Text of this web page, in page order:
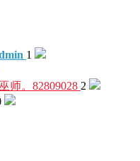
1
师。 82809028 2